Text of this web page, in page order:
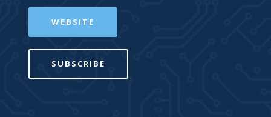
WEBSITE
SUBSCRIBE